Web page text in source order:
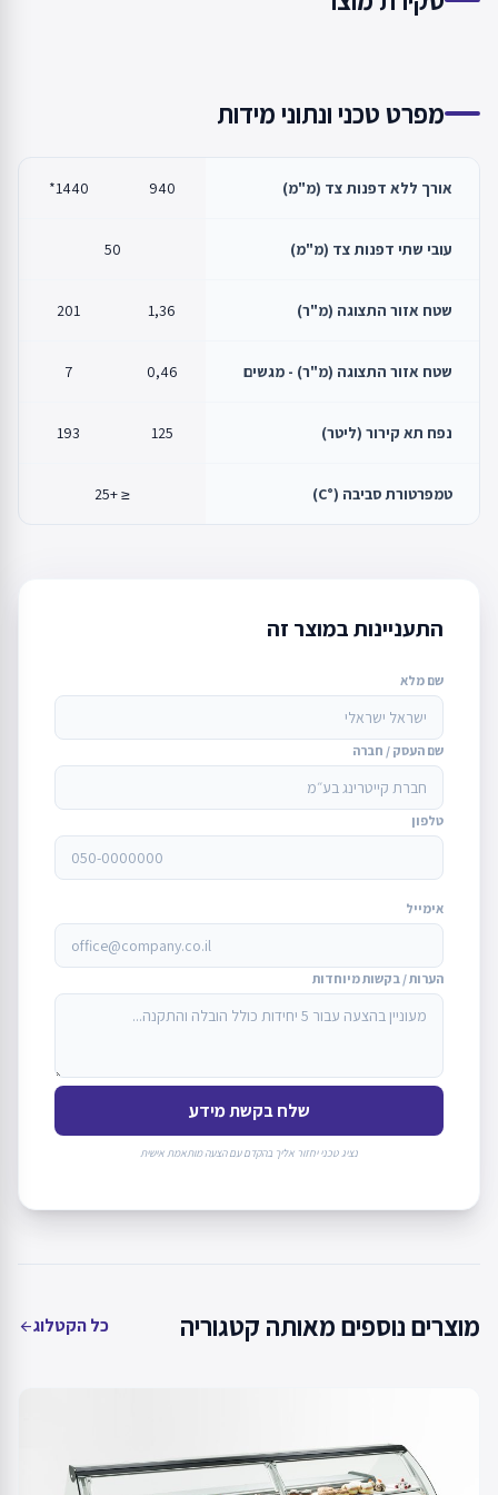
מפרט טכני ונתוני מידות
אורך ללא דפנות צד (מ"מ) 940
1440*
עובי שתי דפנות צד (מ"מ) 50
שטח אזור התצוגה (מ"ר) 1,36
201
שטח אזור התצוגה (מ"ר) - מגשים 0,46
7
נפח תא קירור (ליטר) 125
193
טמפרטורת סביבה (°C) ≤ +25
התעניינות במוצר זה
שם מלא
שם העסק / חברה
טלפון
אימייל
הערות / בקשות מיוחדות
שלח בקשת מידע
נציג טכני יחזור אליך בהקדם עם הצעה מותאמת אישית
מוצרים נוספים מאותה קטגוריה כל הקטלוגarrow_back